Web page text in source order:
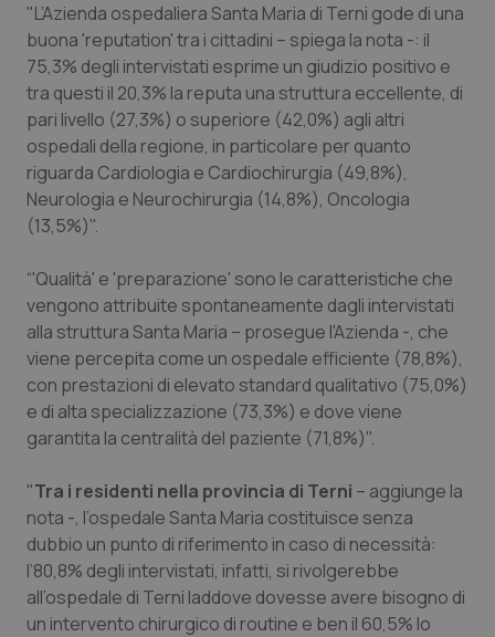
Lazio
Liguria
Lombardia
Marche
Molise
Piemonte
Provincia Autonoma di Bolzano
Provincia Autonoma di Trento
Puglia
Sardegna
Sicilia
Diabete & glucometri
Disturbi dell’umore
Dolore
Donna & Salute
Epatiti
HIV
Infezioni & Febbre
Ipertensione & Scompenso
Malattie rare
Malattia di Crohn & Rettocolite Ulcerosa
Neuroscienze & patologie neurodegenerative
"L’Azienda ospedaliera Santa Maria di Terni gode di una
buona 'reputation' tra i cittadini – spiega la nota -: il
75,3% degli intervistati esprime un giudizio positivo e
tra questi il 20,3% la reputa una struttura eccellente, di
pari livello (27,3%) o superiore (42,0%) agli altri
ospedali della regione, in particolare per quanto
riguarda Cardiologia e Cardiochirurgia (49,8%),
Neurologia e Neurochirurgia (14,8%), Oncologia
(13,5%)".
“'Qualità' e 'preparazione' sono le caratteristiche che
vengono attribuite spontaneamente dagli intervistati
alla struttura Santa Maria – prosegue l'Azienda -, che
viene percepita come un ospedale efficiente (78,8%),
con prestazioni di elevato standard qualitativo (75,0%)
e di alta specializzazione (73,3%) e dove viene
garantita la centralità del paziente (71,8%)".
"Tra i residenti nella provincia di Terni – aggiunge la
nota -, l’ospedale Santa Maria costituisce senza
dubbio un punto di riferimento in caso di necessità:
l’80,8% degli intervistati, infatti, si rivolgerebbe
all’ospedale di Terni laddove dovesse avere bisogno di
un intervento chirurgico di routine e ben il 60,5% lo